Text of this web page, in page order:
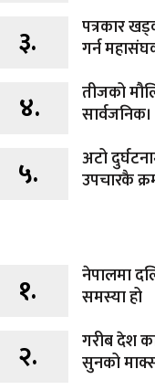
३.
पत्रकार
गर्न
४.
तीजको
सार्वजनिक।
५.
अटो
उपचारकै
१.
नेपालमा
समस्या हो
२.
गरीब देश
सुनको